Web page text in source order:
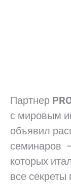
Партнер
с мировым
объявил
семинаров
которых
все секреты